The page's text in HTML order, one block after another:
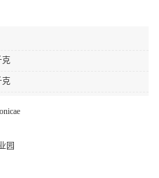
克
克
园